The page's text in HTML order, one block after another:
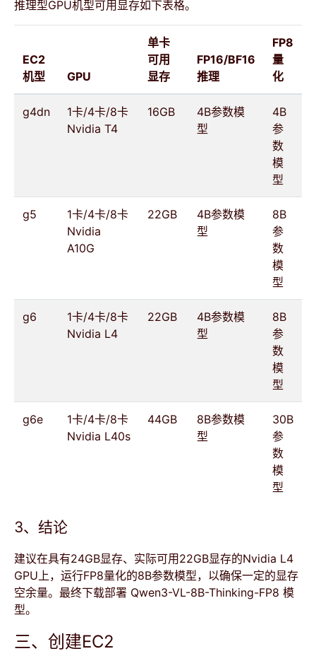
推理型GPU机型可用显存如下表格。
EC2
机型
GPU
单卡
可用
显存
FP16/BF16
推理
FP8
量
化
g4dn
1卡/4卡/8卡
Nvidia T4
16GB
4B参数模
型
4B
参
数
模
型
g5
1卡/4卡/8卡
Nvidia
A10G
22GB
4B参数模
型
8B
参
数
模
型
g6
1卡/4卡/8卡
Nvidia L4
22GB
4B参数模
型
8B
参
数
模
型
g6e
1卡/4卡/8卡
Nvidia L40s
44GB
8B参数模
型
30B
参
数
模
型
3、结论
建议在具有24GB显存、实际可用22GB显存的Nvidia L4
GPU上，运行FP8量化的8B参数模型，以确保一定的显存
空余量。最终下载部署 Qwen3-VL-8B-Thinking-FP8 模
型。
三、创建EC2